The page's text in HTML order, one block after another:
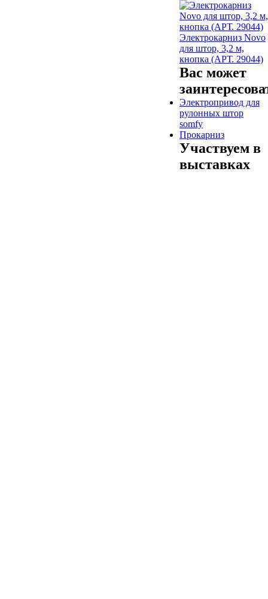
Электрокарниз Novo
для штор, 3,2 м,
кнопка (АРТ. 29044)
Вас может
Электропривод для
рулонных штор
somfy
Прокарниз
Участвуем в
выставках